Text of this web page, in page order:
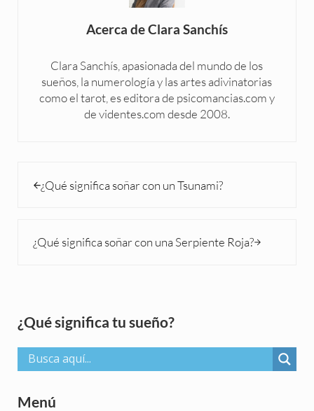
Acerca deClara Sanchís
Clara Sanchís, apasionada del mundo de los
sueños, la numerología y las artes adivinatorias
como el tarot, es editora de psicomancias.com y
de videntes.com desde 2008.
¿Qué significa soñar con un Tsunami?
¿Qué significa soñar con una Serpiente Roja?
Sidebar
¿Qué significa tu sueño?
Menú